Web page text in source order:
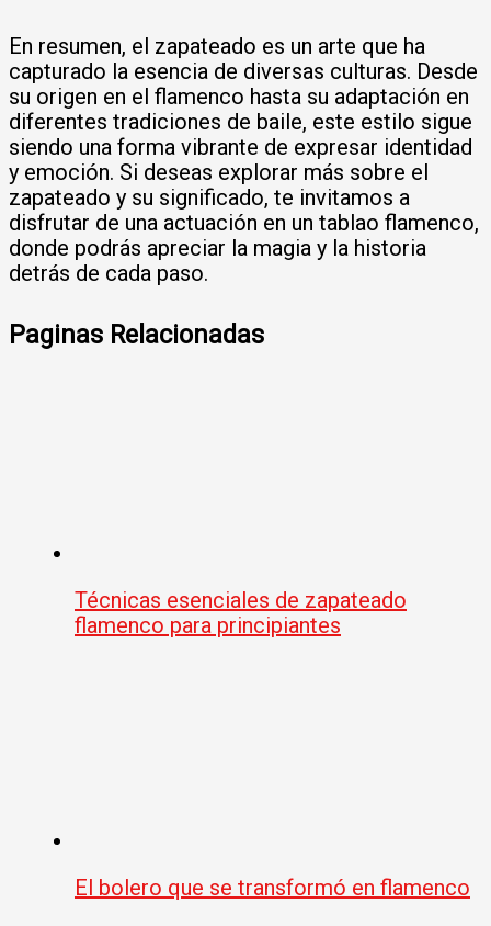
En resumen, el zapateado es un arte que ha
capturado la esencia de diversas culturas. Desde
su origen en el flamenco hasta su adaptación en
diferentes tradiciones de baile, este estilo sigue
siendo una forma vibrante de expresar identidad
y emoción. Si deseas explorar más sobre el
zapateado y su significado, te invitamos a
disfrutar de una actuación en un tablao flamenco,
donde podrás apreciar la magia y la historia
detrás de cada paso.
Paginas Relacionadas
Técnicas esenciales de zapateado
flamenco para principiantes
El bolero que se transformó en flamenco